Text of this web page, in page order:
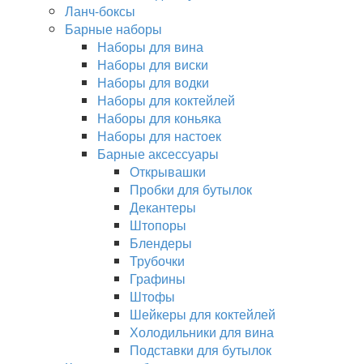
Ланч-боксы
Барные наборы
Наборы для вина
Наборы для виски
Наборы для водки
Наборы для коктейлей
Наборы для коньяка
Наборы для настоек
Барные аксессуары
Открывашки
Пробки для бутылок
Декантеры
Штопоры
Блендеры
Трубочки
Графины
Штофы
Шейкеры для коктейлей
Холодильники для вина
Подставки для бутылок